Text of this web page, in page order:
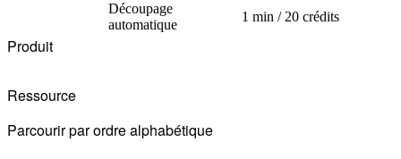
Découpage
automatique
1 min / 20 crédits
Produit
Ressource
Parcourir par ordre alphabétique